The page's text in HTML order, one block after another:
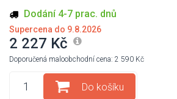
Dodání 4-7 prac. dnů
Supercena do 9.8.2026
2 227 Kč
Doporučená maloobchodní cena: 2 590 Kč
Do košíku